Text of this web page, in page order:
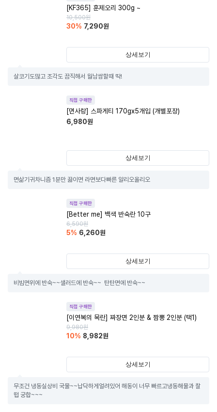
[KF365] 훈제오리 300g ~
10,500원
30% 7,290원
상세보기
살코기도많고 조각도 끔직해서 월남쌈할때 딱!
직접 구매한
[면사랑] 스파게티 170gx5개입 (개별포장)
6,980원
상세보기
면삶기귀차니즘 1분만 끓이면 라면보다빠른 알리오올리오
직접 구매한
[Better me] 백색 반숙란 10구
6,590원
5% 6,260원
상세보기
비빔면위에 반숙~~샐러드에 반숙~~  탄탄면에 반숙~~
직접 구매한
[이연복의 목란] 짜장면 2인분 & 짬뽕 2인분 (택1)
9,980원
10% 8,982원
상세보기
무조건 냉동실상비 국물~~납닥하게얼려있어 해동이 너무 빠르고냉동해물과 찰
떱 궁합~~~